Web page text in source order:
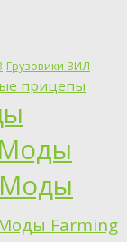
Грузовики ЗИЛ
прицепы
Моды
Моды
Farming